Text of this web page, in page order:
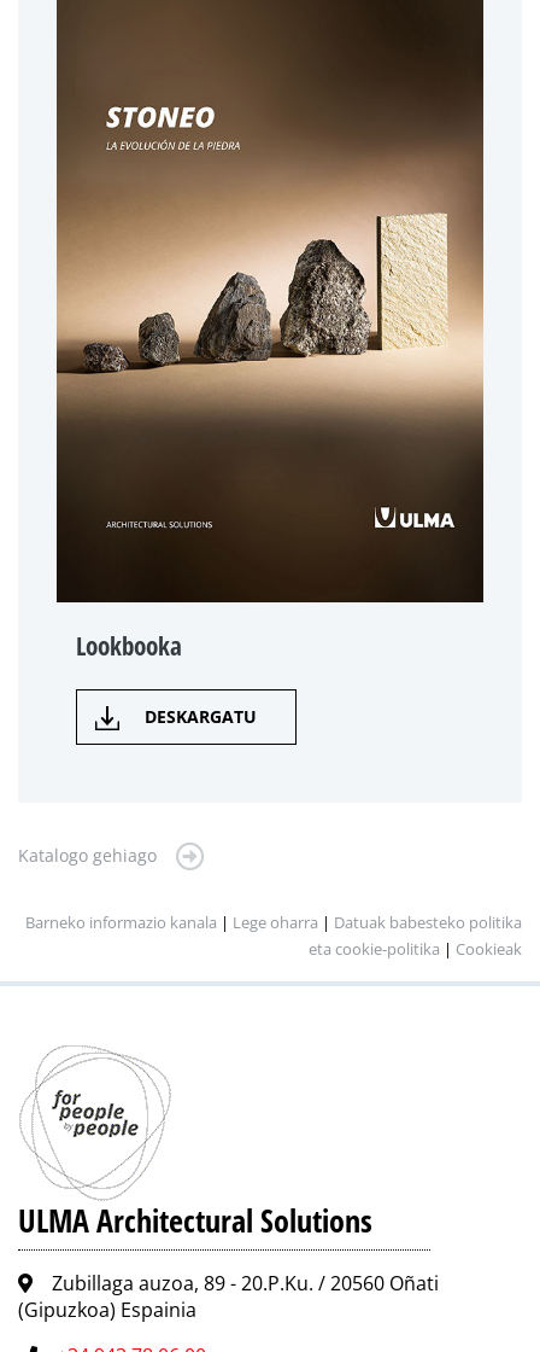
Lookbooka
DESKARGATU
Katalogo gehiago
Barneko informazio kanala | Lege oharra | Datuak babesteko politika
eta cookie-politika | Cookieak
ULMA Architectural Solutions
Zubillaga auzoa, 89 - 20.P.Ku. / 20560 Oñati
(Gipuzkoa) Espainia